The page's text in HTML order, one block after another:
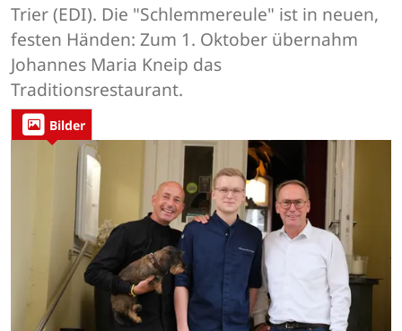
Trier (EDI). Die "Schlemmereule" ist in neuen,
festen Händen: Zum 1. Oktober übernahm
Johannes Maria Kneip das
Traditionsrestaurant.
Bilder